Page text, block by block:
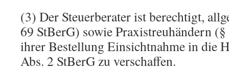
(3) Der Steuerberater ist berechtigt,
69 StBerG) sowie Praxistreuhändern
ihrer Bestellung Einsichtnahme in die
Abs. 2 StBerG zu verschaffen.